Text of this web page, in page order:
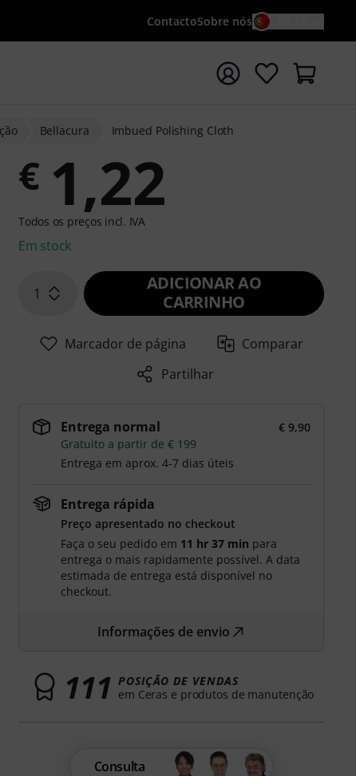
ContactoSobre nós
pesquisa com o termo de pesquisa {searchTerm}
Bellacura Imbued Polishing Cloth
€ 1,22
Todos os preços incl. IVA
Em stock
1
ADICIONAR AO
CARRINHO
Marcador de página
Comparar
Partilhar
Entrega normal
€ 9,90
Gratuito a partir de € 199
Entrega em aprox. 4-7 dias úteis
Entrega rápida
Preço apresentado no checkout
Faça o seu pedido em 11 hr 37 min para
entrega o mais rapidamente possível. A data
estimada de entrega está disponível no
checkout.
Informações de envio
111 POSIÇÃO DE VENDAS
em Ceras e produtos de manutenção
Consulta